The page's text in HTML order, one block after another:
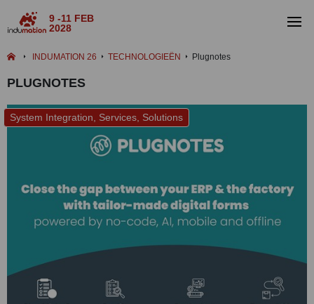
9 -11 FEB
2028
INDUMATION 26 TECHNOLOGIEËN Plugnotes
PLUGNOTES
System Integration, Services, Solutions